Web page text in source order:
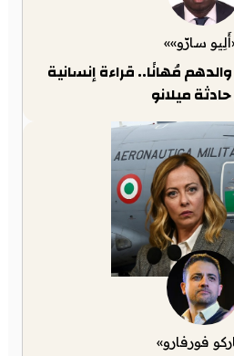
سارّو»»
مُهانًا.. قراءة إنسانية
ميلانو
فورفارو»